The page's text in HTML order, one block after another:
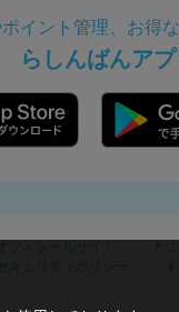
イント管理、お得
らしんばんアプ
フィシャルサイト
セキュリティポリシー